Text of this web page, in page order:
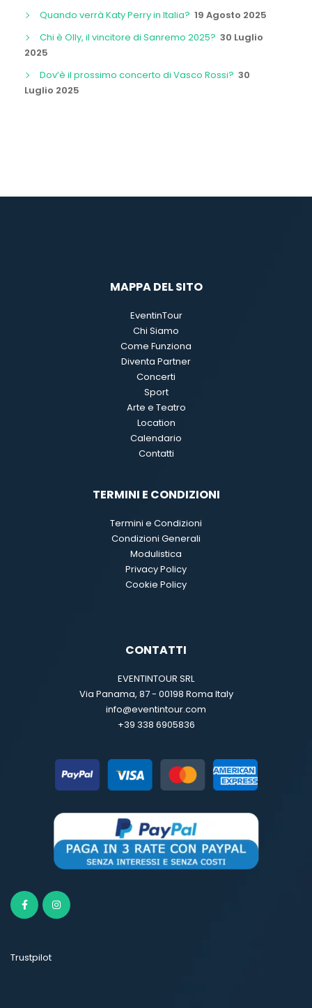
Quando verrà Katy Perry in Italia? 19 Agosto 2025
Chi è Olly, il vincitore di Sanremo 2025? 30 Luglio
2025
Dov’è il prossimo concerto di Vasco Rossi? 30
Luglio 2025
MAPPA DEL SITO
EventinTour
Chi Siamo
Come Funziona
Diventa Partner
Concerti
Sport
Arte e Teatro
Location
Calendario
Contatti
TERMINI E CONDIZIONI
Termini e Condizioni
Condizioni Generali
Modulistica
Privacy Policy
Cookie Policy
CONTATTI
EVENTINTOUR SRL
Via Panama, 87 - 00198 Roma Italy
info@eventintour.com
+39 338 6905836
Trustpilot